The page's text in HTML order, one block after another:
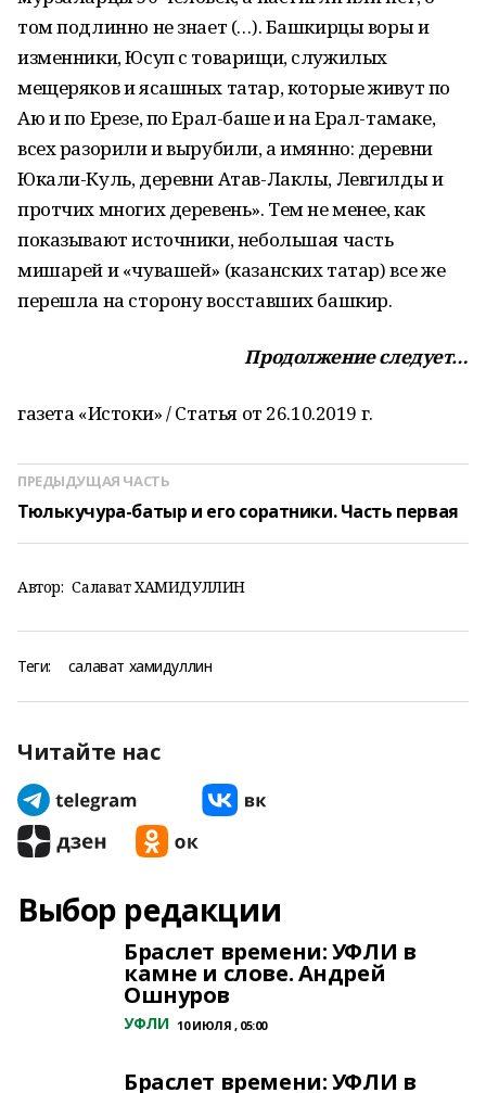
том подлинно не знает (…). Башкирцы воры и
изменники, Юсуп с товарищи, служилых
мещеряков и ясашных татар, которые живут по
Аю и по Ерезе, по Ерал-баше и на Ерал-тамаке,
всех разорили и вырубили, а имянно: деревни
Юкали-Куль, деревни Атав-Лаклы, Левгилды и
протчих многих деревень». Тем не менее, как
показывают источники, небольшая часть
мишарей и «чувашей» (казанских татар) все же
перешла на сторону восставших башкир.
Продолжение следует…
газета «Истоки» / Статья от 26.10.2019 г.
ПРЕДЫДУЩАЯ ЧАСТЬ
Тюлькучура-батыр и его соратники. Часть первая
Автор: Салават ХАМИДУЛЛИН
Теги: салават хамидуллин
Читайте нас
Выбор редакции
Браслет времени: УФЛИ в
камне и слове. Андрей
Ошнуров
УФЛИ 10 ИЮЛЯ , 05:00
Браслет времени: УФЛИ в